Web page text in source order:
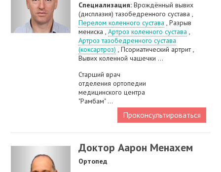
Специализация:Врождённый вывих
(дисплазия) тазобедренного сустава ,
Перелом коленного сустава , Разрыв
мениска ,Артроз коленного сустава ,
Артроз тазобедренного сустава
(коксартроз) , Псориатический артрит ,
Вывих коленной чашечки ...
Старший врач
отделения ортопедии
медицинского центра
"Рамбам" ...
Проконсультироваться
Доктор Аарон Менахем
Ортопед